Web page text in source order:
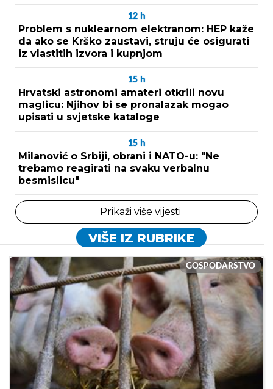
12 h
Problem s nuklearnom elektranom: HEP kaže
da ako se Krško zaustavi, struju će osigurati
iz vlastitih izvora i kupnjom
15 h
Hrvatski astronomi amateri otkrili novu
maglicu: Njihov bi se pronalazak mogao
upisati u svjetske kataloge
15 h
Milanović o Srbiji, obrani i NATO-u: "Ne
trebamo reagirati na svaku verbalnu
besmislicu"
Prikaži više vijesti
VIŠE IZ RUBRIKE
GOSPODARSTVO